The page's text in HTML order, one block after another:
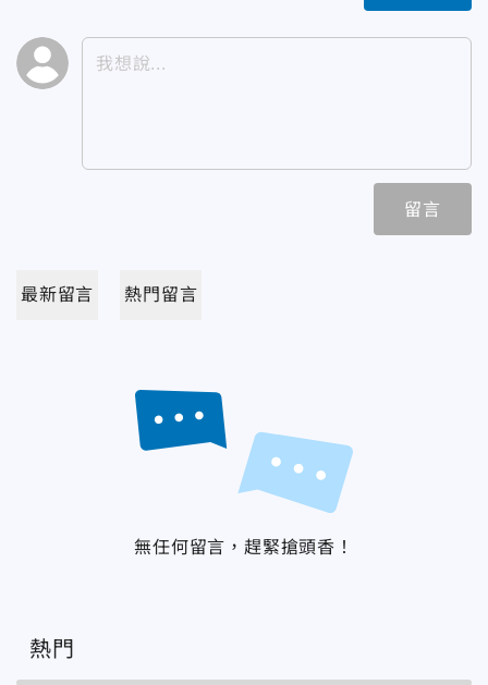
留言
最新留言 熱門留言
無任何留言，趕緊搶頭香！
熱門